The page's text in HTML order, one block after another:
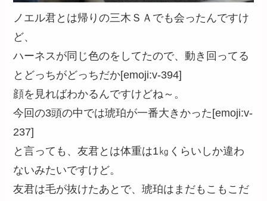
ノエル君とは帰りの三木ＳＡでも会ったんですけ
ど、
ハーネスが同じ色のをしてたので、動き回ってる
とどっちがどっちだか[emoji:v-394]
顔を見ればわかるんですけどね～。
今回の3頭の中では琥珀が一番大きかった[emoji:v-
237]
と言っても、友君とは体重は1㎏くらいしか違わ
ないみたいですけど。
友君は毛が抜けたあとで、琥珀はまだもこもこだ